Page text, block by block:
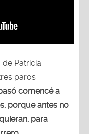
Patricia
paros
comencé a
porque antes no
para